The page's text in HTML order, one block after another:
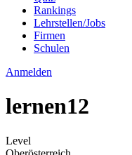
Rankings
Lehrstellen/Jobs
Firmen
Schulen
Anmelden
lernen12
Level